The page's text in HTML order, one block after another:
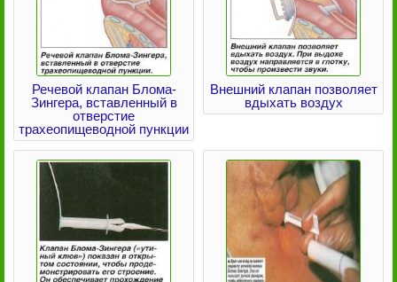
Речевой клапан Блома-
Зингера, вставленный в
отверстие
трахеопищеводной пункции
Внешний клапан позволяет
вдыхать воздух